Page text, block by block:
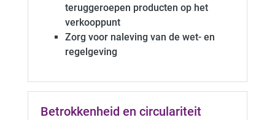
teruggeroepen producten op het
verkooppunt
Zorg voor naleving van de wet- en
regelgeving
Betrokkenheid en circulariteit